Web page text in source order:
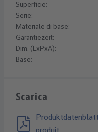
Superficie:
Serie:
Materiale di base:
Garantiezeit:
Dim. (LxPxA):
Base:
Scarica
produit